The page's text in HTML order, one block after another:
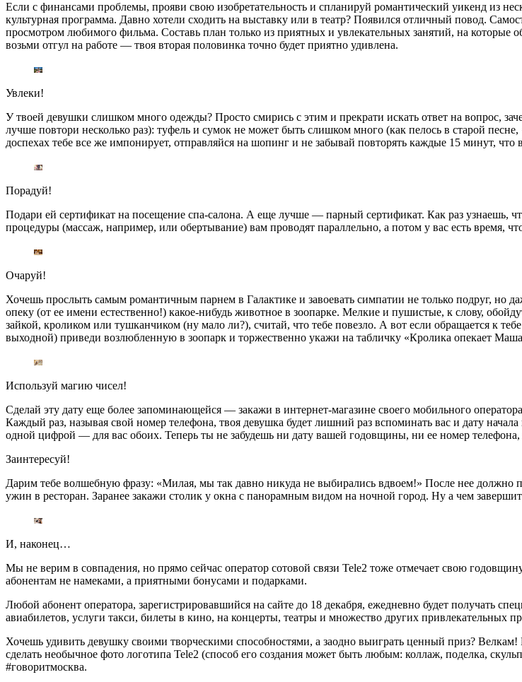
Если с финансами проблемы, прояви свою изобретательность и спланируй романтический уикенд из
культурная программа. Давно хотели сходить на выставку или в театр? Появился отличный повод.
просмотром любимого фильма. Составь план только из приятных и увлекательных занятий, на
возьми отгул на работе — твоя вторая половинка точно будет приятно удивлена.
Увлеки!
У твоей девушки слишком много одежды? Просто смирись с этим и прекрати искать ответ на вопрос,
лучше повтори несколько раз): туфель и сумок не может быть слишком много (как пелось в старой
доспехах тебе все же импонирует, отправляйся на шопинг и не забывай повторять каждые 15 минут,
Порадуй!
Подари ей сертификат на посещение спа-салона. А еще лучше — парный сертификат. Как раз узнаешь,
процедуры (массаж, например, или обертывание) вам проводят параллельно, а потом у вас есть время,
Очаруй!
Хочешь прослыть самым романтичным парнем в Галактике и завоевать симпатии не только подруг, но
опеку (от ее имени естественно!) какое-нибудь животное в зоопарке. Мелкие и пушистые, к слову,
зайкой, кроликом или тушканчиком (ну мало ли?), считай, что тебе повезло. А вот если обращается к
выходной) приведи возлюбленную в зоопарк и торжественно укажи на табличку «Кролика опекает
Используй магию чисел!
Сделай эту дату еще более запоминающейся — закажи в интернет-магазине своего мобильного
Каждый раз, называя свой номер телефона, твоя девушка будет лишний раз вспоминать вас и дату
одной цифрой — для вас обоих. Теперь ты не забудешь ни дату вашей годовщины, ни ее номер телефона,
Заинтересуй!
Дарим тебе волшебную фразу: «Милая, мы так давно никуда не выбирались вдвоем!» После нее должно
ужин в ресторан. Заранее закажи столик у окна с панорамным видом на ночной город. Ну а чем
И, наконец…
Мы не верим в совпадения, но прямо сейчас оператор сотовой связи Tele2 тоже отмечает свою
абонентам не намеками, а приятными бонусами и подарками.
Любой абонент оператора, зарегистрировавшийся на сайте до 18 декабря, ежедневно будет получать
авиабилетов, услуги такси, билеты в кино, на концерты, театры и множество других привлекательных
Хочешь удивить девушку своими творческими способностями, а заодно выиграть ценный приз?
сделать необычное фото логотипа Tele2 (способ его создания может быть любым: коллаж, поделка,
#говоритмосква.